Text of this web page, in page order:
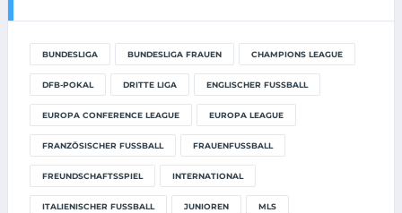
BUNDESLIGA BUNDESLIGA FRAUEN CHAMPIONS LEAGUE
DFB-POKAL DRITTE LIGA ENGLISCHER FUSSBALL
EUROPA CONFERENCE LEAGUE EUROPA LEAGUE
FRANZÖSISCHER FUSSBALL FRAUENFUSSBALL
FREUNDSCHAFTSSPIEL INTERNATIONAL
ITALIENISCHER FUSSBALL JUNIOREN MLS